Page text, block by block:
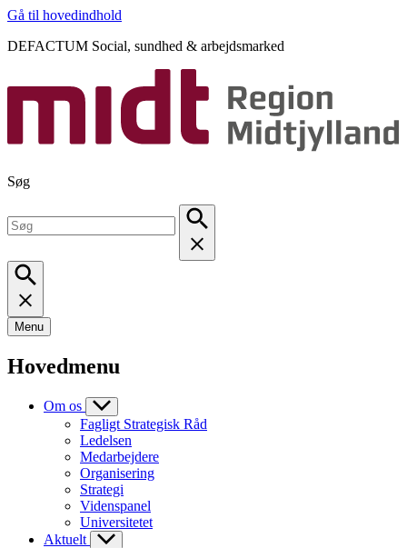
Gå til hovedindhold
DEFACTUM Social, sundhed & arbejdsmarked
Søg
Menu
Hovedmenu
Om os
Fagligt Strategisk Råd
Ledelsen
Medarbejdere
Organisering
Strategi
Videnspanel
Universitetet
Aktuelt